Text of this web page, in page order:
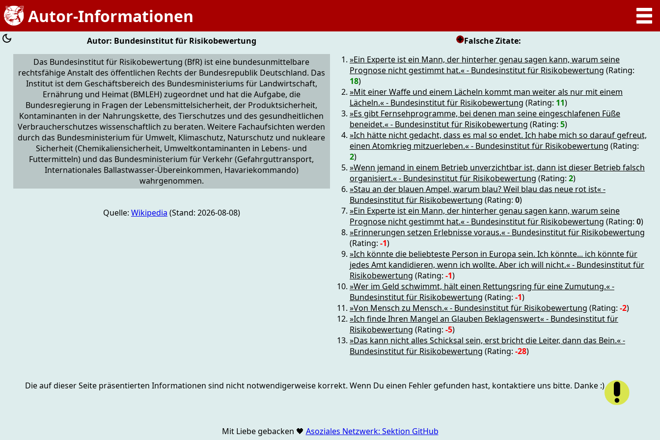
Autor-Informationen
Autor: Bundesinstitut für Risikobewertung
Das Bundesinstitut für Risikobewertung (BfR) ist eine bundesunmittelbare
rechtsfähige Anstalt des öffentlichen Rechts der Bundesrepublik Deutschland. Das
Institut ist dem Geschäftsbereich des Bundesministeriums für Landwirtschaft,
Ernährung und Heimat (BMLEH) zugeordnet und hat die Aufgabe, die
Bundesregierung in Fragen der Lebensmittelsicherheit, der Produktsicherheit,
Kontaminanten in der Nahrungskette, des Tierschutzes und des gesundheitlichen
Verbraucherschutzes wissenschaftlich zu beraten. Weitere Fachaufsichten werden
durch das Bundesministerium für Umwelt, Klimaschutz, Naturschutz und nukleare
Sicherheit (Chemikaliensicherheit, Umweltkontaminanten in Lebens- und
Futtermitteln) und das Bundesministerium für Verkehr (Gefahrguttransport,
Internationales Ballastwasser-Übereinkommen, Havariekommando)
wahrgenommen.
Quelle: Wikipedia (Stand: 2026-08-08)
Falsche Zitate:
»Ein Experte ist ein Mann, der hinterher genau sagen kann, warum seine
Prognose nicht gestimmt hat.« - Bundesinstitut für Risikobewertung (Rating:
18)
»Mit einer Waffe und einem Lächeln kommt man weiter als nur mit einem
Lächeln.« - Bundesinstitut für Risikobewertung (Rating: 11)
»Es gibt Fernsehprogramme, bei denen man seine eingeschlafenen Füße
beneidet.« - Bundesinstitut für Risikobewertung (Rating: 5)
»Ich hätte nicht gedacht, dass es mal so endet. Ich habe mich so darauf gefreut,
einen Atomkrieg mitzuerleben.« - Bundesinstitut für Risikobewertung (Rating:
2)
»Wenn jemand in einem Betrieb unverzichtbar ist, dann ist dieser Betrieb falsch
organisiert.« - Bundesinstitut für Risikobewertung (Rating: 2)
»Stau an der blauen Ampel, warum blau? Weil blau das neue rot ist« -
Bundesinstitut für Risikobewertung (Rating: 0)
»Ein Experte ist ein Mann, der hinterher genau sagen kann, warum seine
Prognose nicht gestimmt hat.« - Bundesinstitut für Risikobewertung (Rating: 0)
»Erinnerungen setzen Erlebnisse voraus.« - Bundesinstitut für Risikobewertung
(Rating: -1)
»Ich könnte die beliebteste Person in Europa sein. Ich könnte... ich könnte für
jedes Amt kandidieren, wenn ich wollte. Aber ich will nicht.« - Bundesinstitut für
Risikobewertung (Rating: -1)
»Wer im Geld schwimmt, hält einen Rettungsring für eine Zumutung.« -
Bundesinstitut für Risikobewertung (Rating: -1)
»Von Mensch zu Mensch.« - Bundesinstitut für Risikobewertung (Rating: -2)
»Ich finde Ihren Mangel an Glauben Beklagenswert« - Bundesinstitut für
Risikobewertung (Rating: -5)
»Das kann nicht alles Schicksal sein, erst bricht die Leiter, dann das Bein.« -
Bundesinstitut für Risikobewertung (Rating: -28)
Die auf dieser Seite präsentierten Informationen sind nicht notwendigerweise korrekt. Wenn Du einen Fehler gefunden hast, kontaktiere uns bitte. Danke :)
Mit Liebe gebacken 🖤 Asoziales Netzwerk: Sektion GitHub